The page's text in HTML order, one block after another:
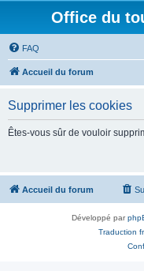
Office du
FAQ
Accueil du forum
Supprimer les cookies
Êtes-vous sûr de vouloir
Accueil du forum
Développé par
Traduction